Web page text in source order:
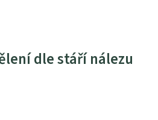
dle stáří nálezu